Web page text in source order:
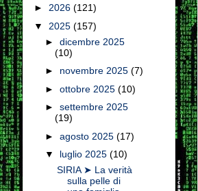
► 2026 (121)
▼ 2025 (157)
►dicembre 2025
(10)
► novembre 2025(7)
►ottobre 2025(10)
►settembre 2025
(19)
►agosto 2025(17)
▼ luglio 2025(10)
SIRIA ➤ La verità
sulla pelle di